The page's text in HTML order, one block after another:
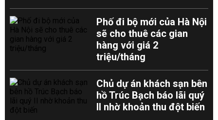
Phố đi bộ mới của Hà Nội
sẽ cho thuê các gian
hàng với giá 2
triệu/tháng
Chủ dự án khách sạn bên
hồ Trúc Bạch báo lãi quý
II nhờ khoản thu đột biến